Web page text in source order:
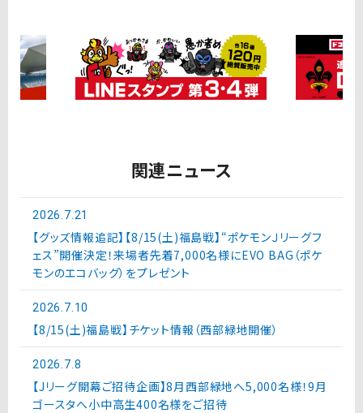
関連ニュース
2026.7.21
【グッズ情報追記】【8/15(土)福島戦】“ポケモンＪリーグフ
ェス”開催決定！来場者先着7,000名様にEVO BAG（ポケ
モンのエコバッグ）をプレゼント
2026.7.10
【8/15(土)福島戦】チケット情報（西部緑地開催）
2026.7.8
【Jリーグ開幕ご招待企画】8月西部緑地へ5,000名様！9月
ゴースタへ小中高生400名様をご招待